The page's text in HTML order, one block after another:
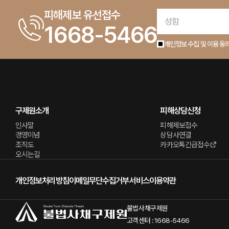
피해제보 유선접수
1668-5466 개인정보 수집 및 이용 동
구제원소개
인사말
경영이념
조직도
오시는길
피해상담신청
피해제보접수
상담사연결
카카오톡긴급접수
개인정보처리방침이메일무단수집거부서비스이용약관
불법사채구제원
고객센터 : 1668-5466